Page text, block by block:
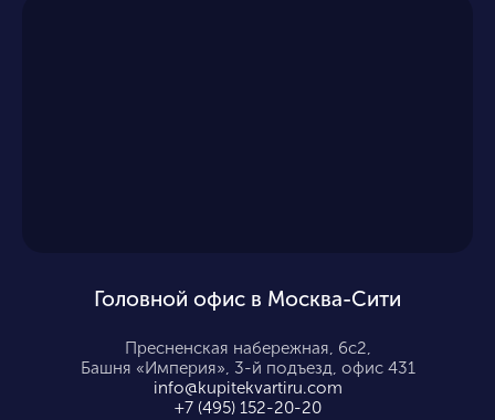
Головной офис в Москва-Сити
Пресненская набережная, 6с2,
Башня «Империя», 3-й подъезд, офис 431
info@kupitekvartiru.com
+7 (495) 152-20-20